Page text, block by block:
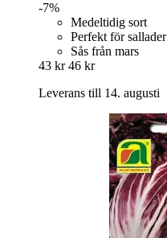
-7%
Medeltidig sort
Perfekt för sallader
Sås från mars
43 kr 46 kr
Leverans till 14. augusti